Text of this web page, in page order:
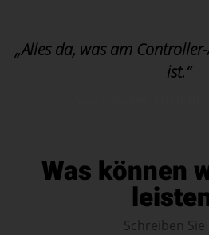
„Alles da, was am
ist.“
Was können
Schreiben Sie